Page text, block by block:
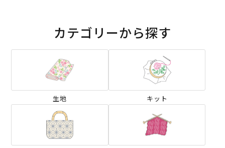
カテゴリーから探す
生地 キット